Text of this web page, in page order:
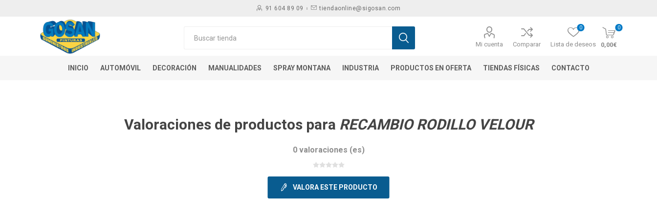
91 604 89 09 tiendaonline@sigosan.com
Mi cuenta Comparar Lista de deseos
0 0
0,00€
INICIO AUTOMÓVIL DECORACIÓN MANUALIDADES SPRAY MONTANA INDUSTRIA PRODUCTOS EN OFERTA TIENDAS FÍSICAS CONTACTO
Valoraciones de productos para RECAMBIO RODILLO VELOUR
0 valoraciones (es)
VALORA ESTE PRODUCTO